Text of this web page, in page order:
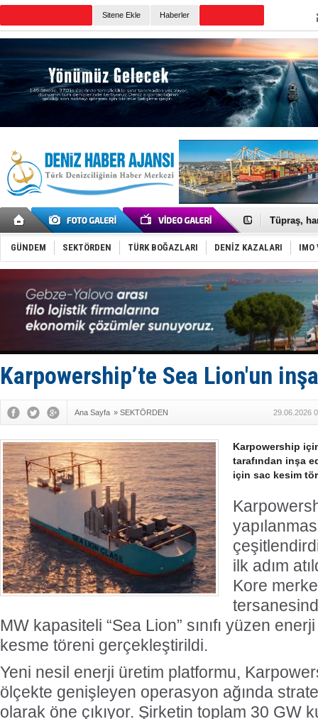
Sitene Ekle Haberler
Anadolu
Tüpraş,
İTU AUV,
LNG
PROYAD,
Türkiye-
Türk
Deniz
DÖDER,
Fairline,
Baltık
Runit
Türk
GÜNDEM SEKTÖRDEN TÜRK BOĞAZLARI DENİZ KAZALARI IMO
Karpowership’te Sea Lion'un
Ana Sayfa » SEKTÖRDEN 29.06.2026
Karpowership
tarafından inşa
için sac kesim
ilk adım
Kore
MW kapasiteli “Sea Lion” sınıfı yüzen
kesme töreni gerçekleştirildi.
Yeni nesil enerji üretim platformu,
ölçekte genişleyen operasyon ağında
olarak öne çıkıyor. Şirketin toplam 30 GW